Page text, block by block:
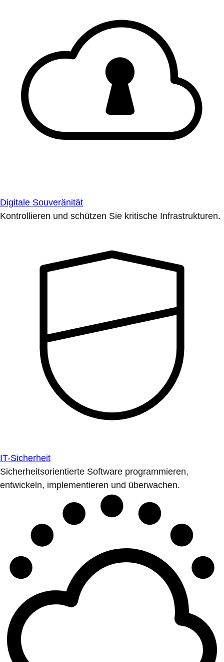
Digitale Souveränität
Kontrollieren und schützen Sie kritische Infrastrukturen.
IT-Sicherheit
Sicherheitsorientierte Software programmieren,
entwickeln, implementieren und überwachen.